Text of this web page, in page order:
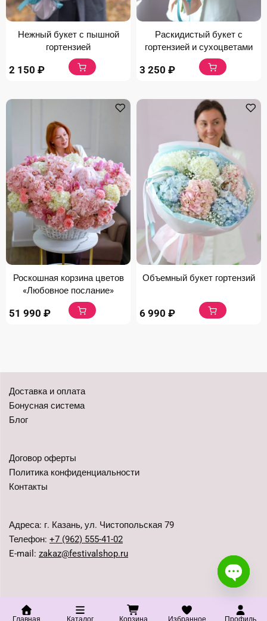
Главная Каталог Корзина Избранное Профиль
Нежный букет с пышной
гортензией
2 150 ₽
Раскидистый букет с
гортензией и сухоцветами
3 250 ₽
Роскошная корзина цветов
«Любовное послание»
51 990 ₽
Объемный букет гортензий
6 990 ₽
Доставка и оплата
Бонусная система
Блог
Договор оферты
Политика конфиденциальности
Контакты
Адреса: г. Казань, ул. Чистопольская 79
Телефон: +7 (962) 555-41-02
E-mail: zakaz@festivalshop.ru
Open